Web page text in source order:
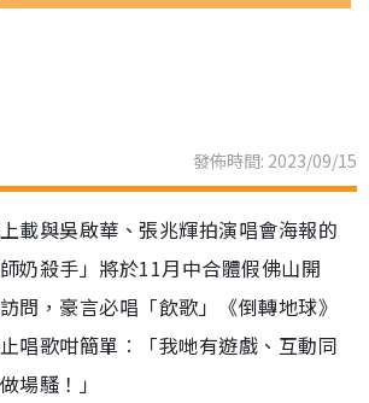
發佈時間: 2023/09/15
載與吳啟華、張兆輝拍演唱會海報的
奶殺手」將於11月中合體假佛山開
問，豪言必唱「飲歌」《倒轉地球》
唱歌咁簡單︰「我哋有遊戲、互動同
場騷！」